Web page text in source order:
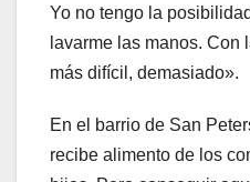
Yo no tengo la
lavarme las manos. Con
más difícil, demasiado».
En el barrio de San
recibe alimento de los